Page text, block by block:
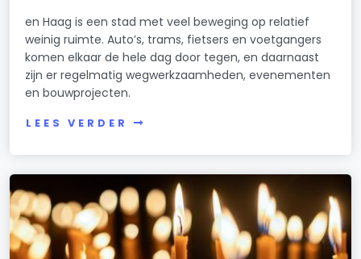
en Haag is een stad met veel beweging op relatief
weinig ruimte. Auto’s, trams, fietsers en voetgangers
komen elkaar de hele dag door tegen, en daarnaast
zijn er regelmatig wegwerkzaamheden, evenementen
en bouwprojecten.
LEES VERDER